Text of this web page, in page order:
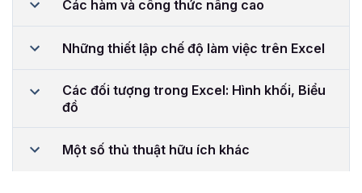
Các hàm và công thức nâng cao
Những thiết lập chế độ làm việc trên Excel
Các đối tượng trong Excel: Hình khối, Biểu
đồ
Một số thủ thuật hữu ích khác